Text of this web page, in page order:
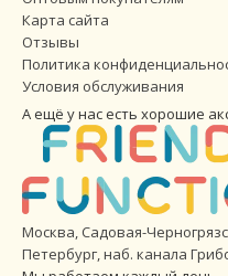
Карта сайта
Отзывы
Политика
Условия обслуживания
А ещё у нас есть хорошие
Москва, Садовая-
Петербург,наб. канала